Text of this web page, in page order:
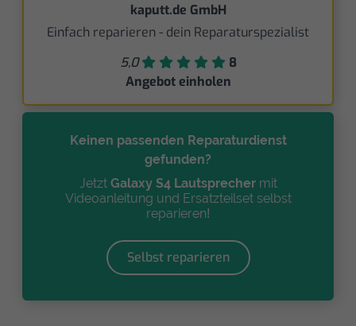
kaputt.de GmbH
Einfach reparieren - dein Reparaturspezialist
5,0
8
Angebot einholen
Keinen passenden Reparaturdienst
gefunden?
Jetzt Galaxy S4 Lautsprechermit
Videoanleitung und Ersatzteilset selbst
reparieren!
Selbst reparieren